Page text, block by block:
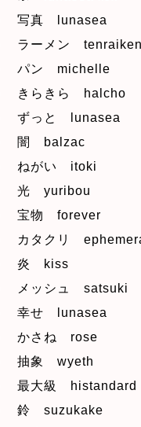
写真 lunasea
ラーメン
パン michelle
きらきら halcho
ずっと lunasea
闇 balzac
ねがい itoki
光 yuribou
宝物 forever
カタクリ
炎 kiss
メッシュ satsuki
幸せ lunasea
かさね rose
抽象 wyeth
最大級 histandard
鈴 suzukake